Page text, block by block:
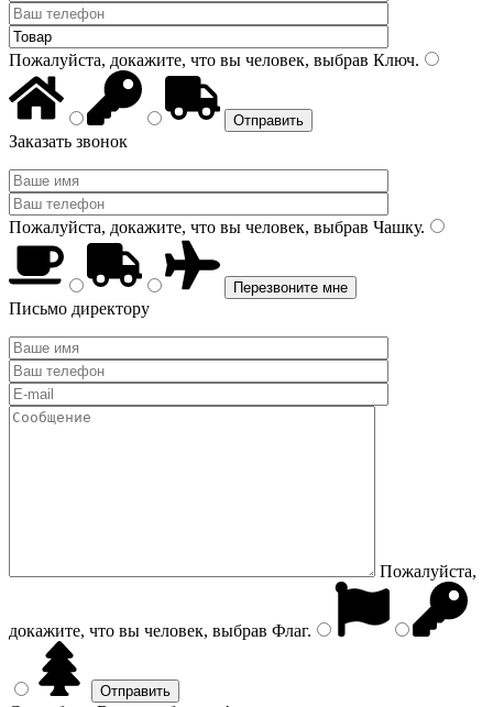
Пожалуйста, докажите, что вы человек, выбрав Ключ.
Заказать звонок
Пожалуйста, докажите, что вы человек, выбрав Чашку.
Письмо директору
Пожалуйста,
докажите, что вы человек, выбрав Флаг.